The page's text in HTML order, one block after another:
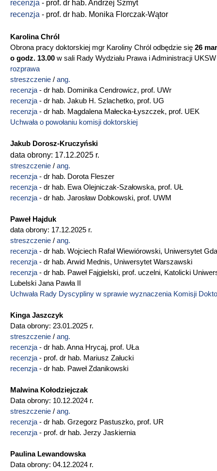
recenzja - prof. dr hab. Andrzej Szmyt
recenzja - prof. dr hab. Monika Florczak-Wątor
Karolina Chról
Obrona pracy doktorskiej mgr Karoliny Chról odbędzie się 26
o godz. 13.00 w sali Rady Wydziału Prawa i Administracji
rozprawa
streszczenie / ang.
recenzja - dr hab. Dominika Cendrowicz, prof. UWr
recenzja - dr hab. Jakub H. Szlachetko, prof. UG
recenzja - dr hab. Magdalena Małecka-Łyszczek, prof. UEK
Uchwała o powołaniu komisji doktorskiej
Jakub Dorosz-Kruczyński
data obrony: 17.12.2025 r.
streszczenie / ang.
recenzja - dr hab. Dorota Fleszer
recenzja - dr hab. Ewa Olejniczak-Szałowska, prof. UŁ
recenzja - dr hab. Jarosław Dobkowski, prof. UWM
Paweł Hajduk
data obrony: 17.12.2025 r.
streszczenie / ang.
recenzja - dr hab. Wojciech Rafał Wiewiórowski, Uniwersytet
recenzja - dr hab. Arwid Mednis, Uniwersytet Warszawski
recenzja - dr hab. Paweł Fajgielski, prof. uczelni, Katolicki
Lubelski Jana Pawła II
Uchwała Rady Dyscypliny w sprawie wyznaczenia Komisji
Kinga Jaszczyk
Data obrony: 23.01.2025 r.
streszczenie / ang.
recenzja - dr hab. Anna Hrycaj, prof. UŁa
recenzja - prof. dr hab. Mariusz Załucki
recenzja - dr hab. Paweł Zdanikowski
Malwina Kołodziejczak
Data obrony: 10.12.2024 r.
streszczenie / ang.
recenzja - dr hab. Grzegorz Pastuszko, prof. UR
recenzja - prof. dr hab. Jerzy Jaskiernia
Paulina Lewandowska
Data obrony: 04.12.2024 r.